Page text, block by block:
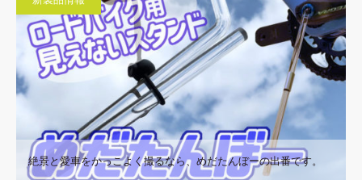
絶景と愛車をかっこよく撮るなら、めだたんぼーの出番です。